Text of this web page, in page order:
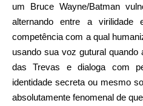
um Bruce Wayne/Batman
alternando entre a
competência com a qual
usando sua voz gutural
das Trevas e dialoga com
identidade secreta ou mesmo
absolutamente fenomenal de